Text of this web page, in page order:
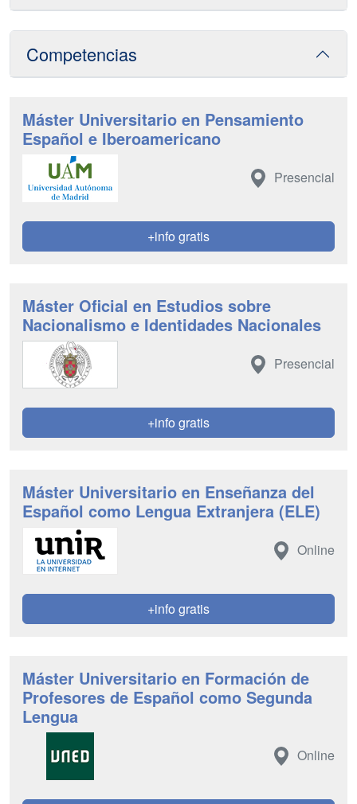
Competencias
Máster Universitario en Pensamiento
Español e Iberoamericano
Presencial
+info gratis
Máster Oficial en Estudios sobre
Nacionalismo e Identidades Nacionales
Presencial
+info gratis
Máster Universitario en Enseñanza del
Español como Lengua Extranjera (ELE)
Online
+info gratis
Máster Universitario en Formación de
Profesores de Español como Segunda
Lengua
Online